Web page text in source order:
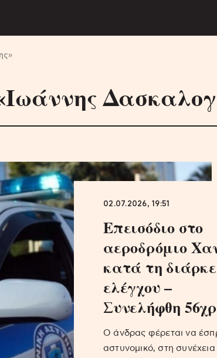
02.07.2026, 19:51
Επεισόδιο στο
αεροδρόμιο
κατά τη
ελέγχου –
Συνελήφθη
Ο άνδρας φέρεται να
αστυνομικό, στη συνέχεια